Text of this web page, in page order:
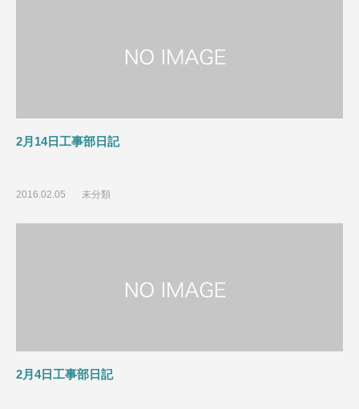
2月14日工事部日記
2016.02.05 未分類
2月4日工事部日記